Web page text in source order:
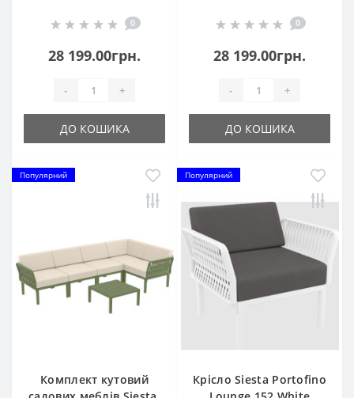
Dark Grey
0
28 199.00грн.
- +
ДО КОШИКА
Taupe
0
28 199.00грн.
- +
ДО КОШИКА
Популярний
Комплект кутовий
Популярний
Крісло Siesta Portofino